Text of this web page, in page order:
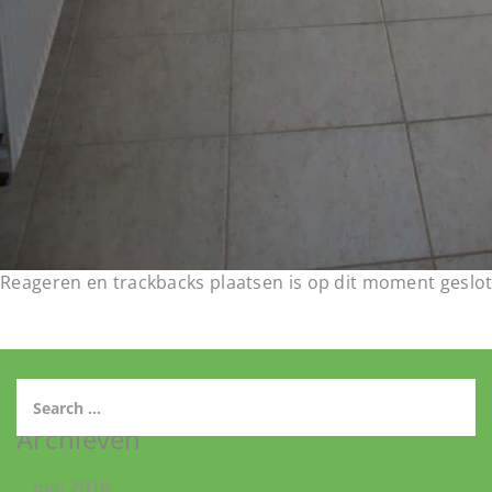
Reageren en trackbacks plaatsen is op dit moment
Archieven